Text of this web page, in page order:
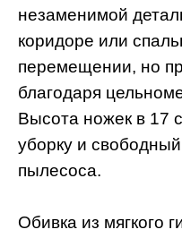
незаменимой
коридоре или
перемещении, но
благодаря
Высота ножек в 17
уборку и
пылесоса.
Обивка из мягкого